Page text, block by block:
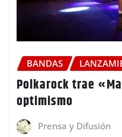
BANDAS
Polkarock trae
optimismo
Prensa y Difusión